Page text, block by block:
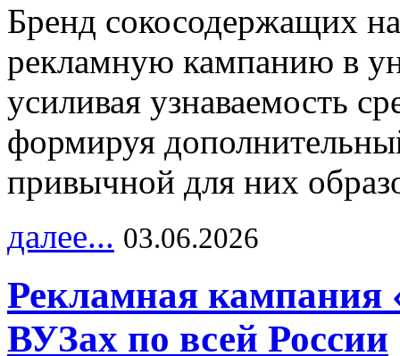
Бренд сокосодержащих
рекламную кампанию в
усиливая узнаваемость
формируя
привычной для них
далее... 03.06.2026
Рекламная кампания
ВУЗах по всей России